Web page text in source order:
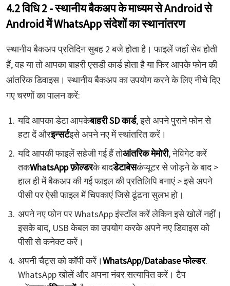
4.2 विधि 2 - स्थानीय बैकअप के माध्यम से Android से
Android में WhatsApp संदेशों का स्थानांतरण
स्थानीय बैकअप प्रतिदिन सुबह 2 बजे होता है। फाइलें जहाँ सेव होती
हैं, वह या तो आपका बाहरी एसडी कार्ड होता है या फिर आपके फोन की
आंतरिक डिवाइस। स्थानीय बैकअप का उपयोग करने के लिए नीचे दिए
गए चरणों का पालन करें:
यदि आपका डेटा आपकेबाहरी SD कार्ड, इसे अपने पुराने फोन से
हटा दें औरइन्सर्टइसे अपने नए में स्थांतरित करें।
यदि आपकी फाइलें सहेजी गई हैं तोआंतरिक मेमोरी, नेविगेट करें
तकWhatsApp फ़ोल्डरके बादडेटाबेसकंप्यूटर से जोड़ने के बाद >
हाल ही में बैकअप की गई फाइल की प्रतिलिपि बनाएं > इसे अपने
पीसी पर ऐसी फाइल में चिपकाएं जिसे ढूंढना सुलभ हो।
अपने नए फोन पर WhatsApp इंस्टॉल करें लेकिन इसे खोलें नहीं।
इसके बाद, USB केबल का उपयोग करके अपने नए डिवाइस को
पीसी से कनेक्ट करें।
अपनी चैट्स को कॉपी करें।WhatsApp/Database फोल्डर.
WhatsApp खोलें और अपना नंबर सत्यापित करें। टैप